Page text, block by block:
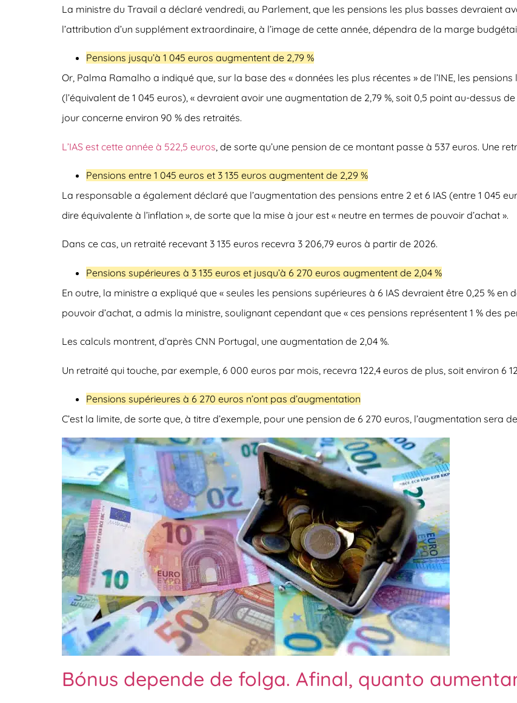
La ministre du Travail a déclaré vendredi, au Parlement, que les pensions les plus basses devraient
l’attribution d’un supplément extraordinaire, à l’image de cette année, dépendra de la marge
Pensions jusqu’à 1 045 euros augmentent de 2,79 %
Or, Palma Ramalho a indiqué que, sur la base des « données les plus récentes » de l’INE, les pensions
(l’équivalent de 1 045 euros), « devraient avoir une augmentation de 2,79 %, soit 0,5 point au-dessus
jour concerne environ 90 % des retraités.
L’IAS est cette année à 522,5 euros , de sorte qu’une pension de ce montant passe à 537 euros. Une
Pensions entre 1 045 euros et 3 135 euros augmentent de 2,29 %
La responsable a également déclaré que l’augmentation des pensions entre 2 et 6 IAS (entre 1 045
dire équivalente à l’inflation », de sorte que la mise à jour est « neutre en termes de pouvoir d’achat ».
Dans ce cas, un retraité recevant 3 135 euros recevra 3 206,79 euros à partir de 2026.
Pensions supérieures à 3 135 euros et jusqu’à 6 270 euros augmentent de 2,04 %
En outre, la ministre a expliqué que « seules les pensions supérieures à 6 IAS devraient être 0,25 % en
pouvoir d’achat, a admis la ministre, soulignant cependant que « ces pensions représentent 1 % des
Les calculs montrent, d’après CNN Portugal, une augmentation de 2,04 %.
Un retraité qui touche, par exemple, 6 000 euros par mois, recevra 122,4 euros de plus , soit environ 6
Pensions supérieures à 6 270 euros n’ont pas d’augmentation
C’est la limite, de sorte que, à titre d’exemple, pour une pension de 6 270 euros, l’augmentation sera
Bónus depende de folga. Afinal, quanto